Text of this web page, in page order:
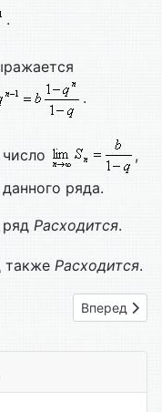
.
.
,
ряда.
Расходится.
также Расходится.
Следующий:
Вперед